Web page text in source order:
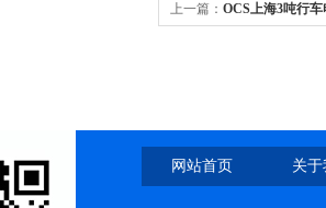
上一篇： OCS上海3吨行
网站首页 关